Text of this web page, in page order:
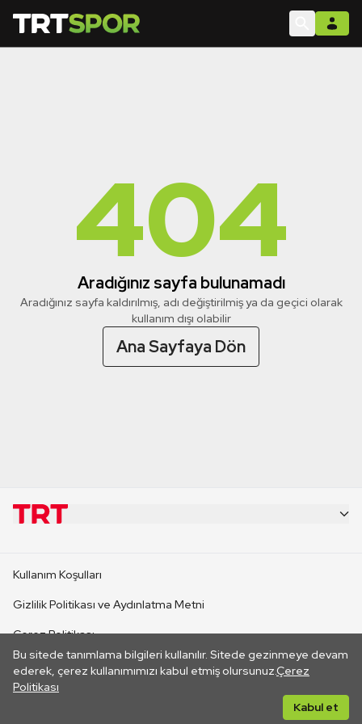
404
Aradığınız sayfa bulunamadı
Aradığınız sayfa kaldırılmış, adı değiştirilmiş ya da geçici olarak
kullanım dışı olabilir
Ana Sayfaya Dön
Bu sitede tanımlama bilgileri kullanılır. Sitede gezinmeye devam
ederek, çerez kullanımımızı kabul etmiş olursunuz.Çerez
Politikası
Kabul et
CANLI YAYINLAR
Kullanım Koşulları
Gizlilik Politikası ve Aydınlatma Metni
Çerez Politikası
İletişim
Her hakkı saklıdır. ©2026 TRT. Bağlantı yoluyla gidilen dış